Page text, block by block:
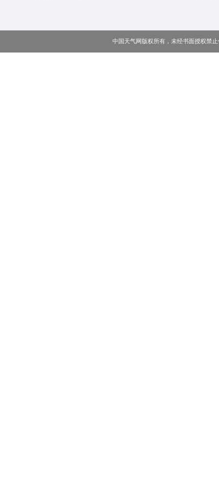
中国天气网版权所有，未经书面授权